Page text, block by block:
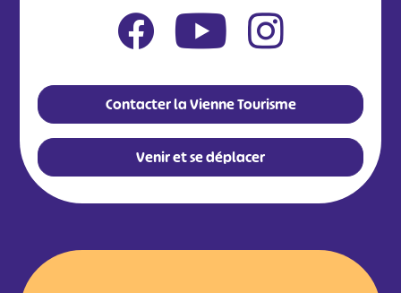
Contacter la Vienne Tourisme
Venir et se déplacer